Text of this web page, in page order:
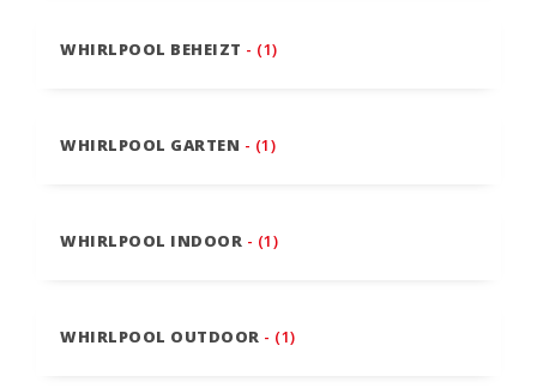
WHIRLPOOL BEHEIZT - (1)
WHIRLPOOL GARTEN - (1)
WHIRLPOOL INDOOR - (1)
WHIRLPOOL OUTDOOR - (1)